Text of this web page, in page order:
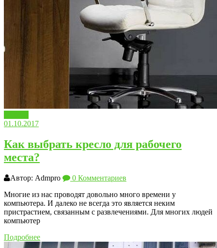
01.10.2017
Как выбрать кресло для рабочего
места?
Автор: Admpro
0 Комментариев
Многие из нас проводят довольно много времени у
компьютера. И далеко не всегда это является неким
пристрастием, связанным с развлечениями. Для многих людей
компьютер
Подробнее